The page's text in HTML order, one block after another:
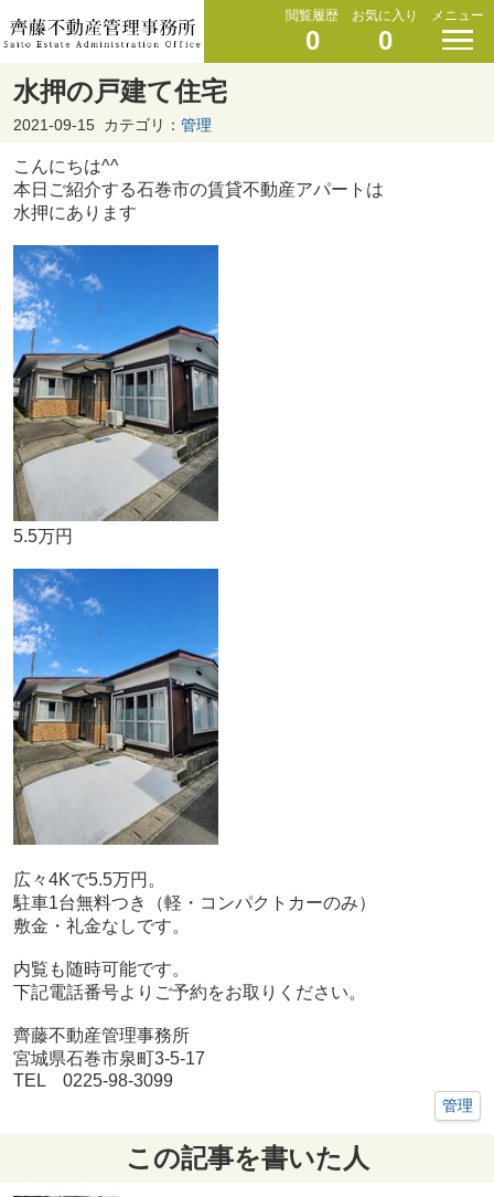
閲覧履歴
0
お気に入り
0
メニュー
水押の戸建て住宅
2021-09-15 カテゴリ： 管理
こんにちは^^
本日ご紹介する石巻市の賃貸不動産アパートは
水押にあります
5.5万円
広々4Kで5.5万円。
駐車1台無料つき（軽・コンパクトカーのみ）
敷金・礼金なしです。
内覧も随時可能です。
下記電話番号よりご予約をお取りください。
齊藤不動産管理事務所
宮城県石巻市泉町3-5-17
TEL 0225-98-3099
管理
この記事を書いた人